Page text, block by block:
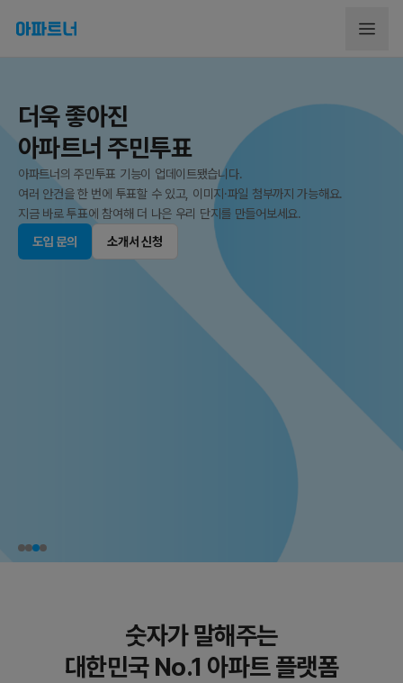
대한민국 No.1
아파트 플랫폼 아파트너
'사는 곳'을 넘어 '함께 사는 삶'의 표준을 확립하고 있습니다.
아파트너는 관리, 소통, 안전, 커뮤니티를 하나의 경험으로 연결해
모두가 함께 살아가는 주거 생태계를 만들어 갑니다.
아파트너 AI,
아파트 포털에 새로운 시대
아파트너가 AI를 아파트 생활에 연결했습니다.
이제 입주민은 검색 없이 궁금한 정보를 AI 챗봇과의 대화로 얻을 수 있어요.
아파트 포털의 새로운 기준을 만나보세요.
더욱 좋아진
아파트너 주민투표
아파트너의 주민투표 기능이 업데이트됐습니다.
여러 안건을 한 번에 투표할 수 있고, 이미지·파일 첨부까지 가능해요.
지금 바로 투표에 참여해 더 나은 우리 단지를 만들어보세요.
도입 문의
소개서 신청
숫자가 말해주는
대한민국 No.1 아파트 플랫폼